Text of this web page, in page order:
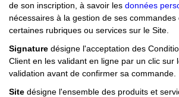
de son inscription, à savoir les données
nécessaires à la gestion de ses commandes
certaines rubriques ou services sur le Site.
Signature désigne l'acceptation des
Client en les validant en ligne par un clic sur
validation avant de confirmer sa commande.
Site désigne l'ensemble des produits et